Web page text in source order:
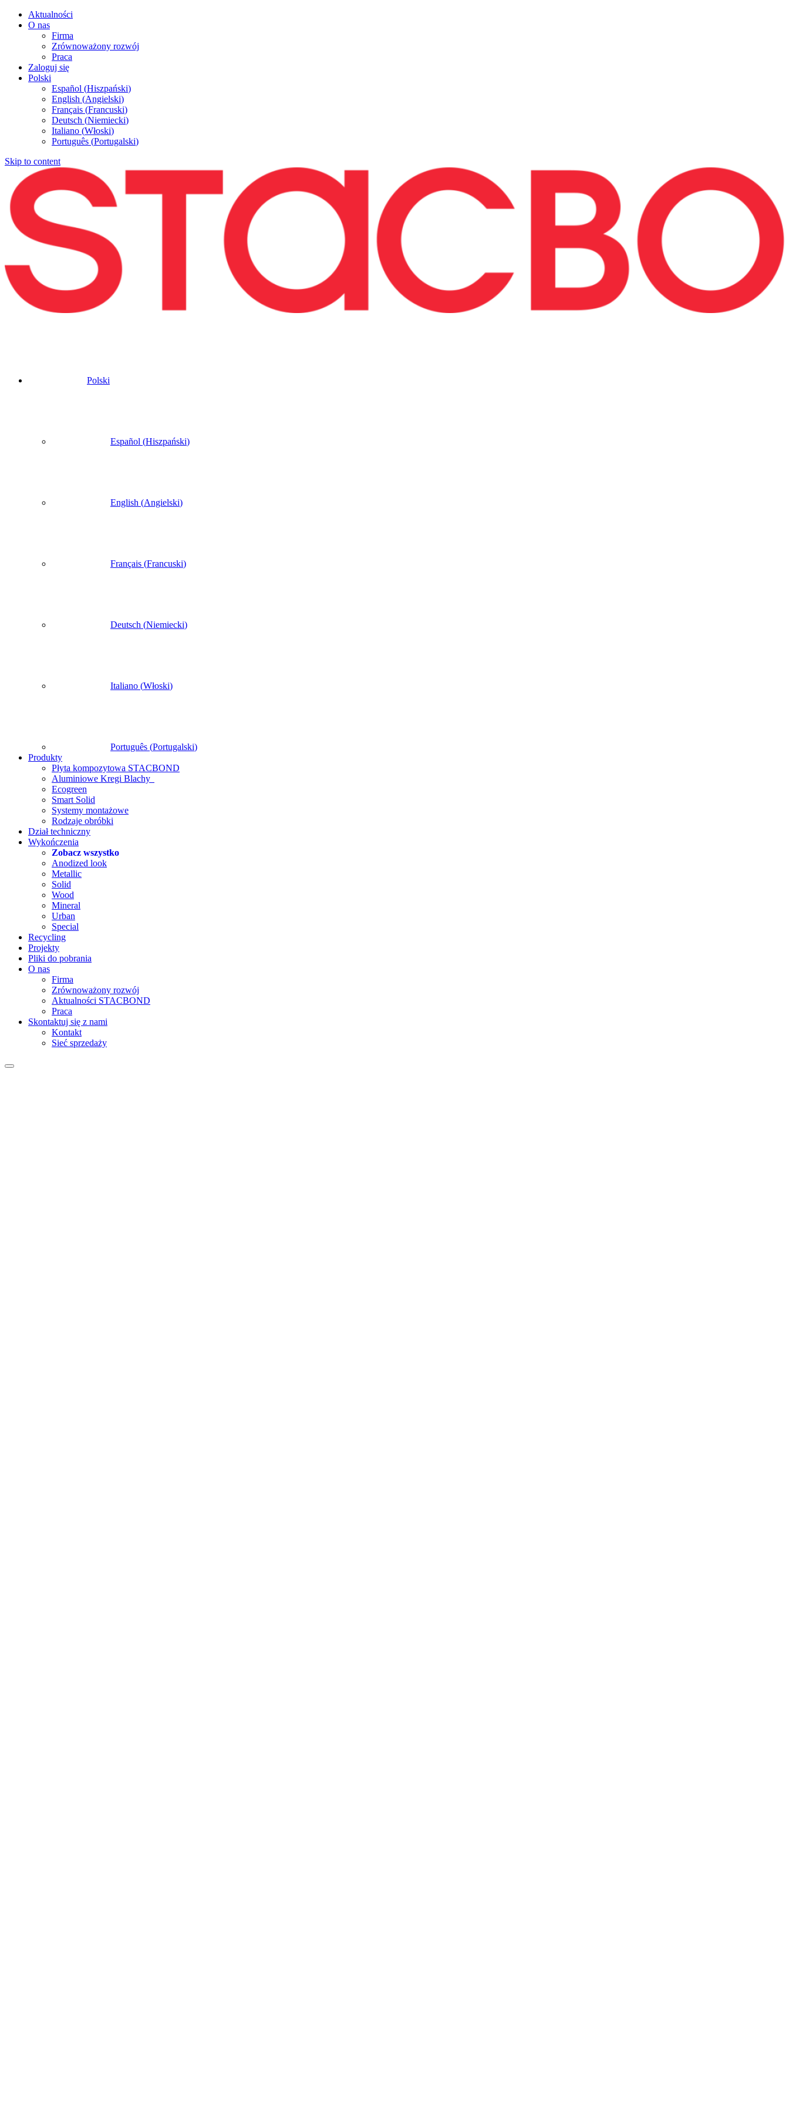
Aktualności
O nas
Firma
Zrównoważony rozwój
Praca
Zaloguj się
Polski
Español (Hiszpański)
English (Angielski)
Français (Francuski)
Deutsch (Niemiecki)
Italiano (Włoski)
Português (Portugalski)
Skip to content
Polski
Español (Hiszpański)
English (Angielski)
Français (Francuski)
Deutsch (Niemiecki)
Italiano (Włoski)
Português (Portugalski)
Produkty
Płyta kompozytowa STACBOND
Aluminiowe Kregi Blachy
Ecogreen
Smart Solid
Systemy montażowe
Rodzaje obróbki
Dział techniczny
Wykończenia
Zobacz wszystko
Anodized look
Metallic
Solid
Wood
Mineral
Urban
Special
Recycling
Projekty
Pliki do pobrania
O nas
Firma
Zrównoważony rozwój
Aktualności STACBOND
Praca
Skontaktuj się z nami
Kontakt
Sieć sprzedaży